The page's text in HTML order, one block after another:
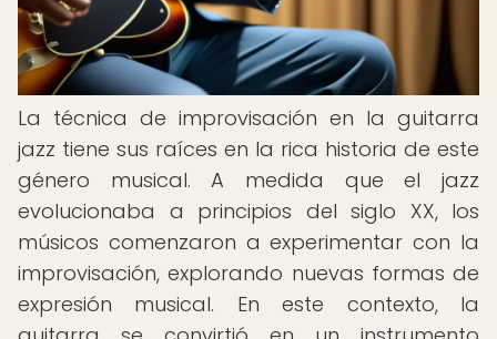
La técnica de improvisación en la guitarra
jazz tiene sus raíces en la rica historia de este
género musical. A medida que el jazz
evolucionaba a principios del siglo XX, los
músicos comenzaron a experimentar con la
improvisación, explorando nuevas formas de
expresión musical. En este contexto, la